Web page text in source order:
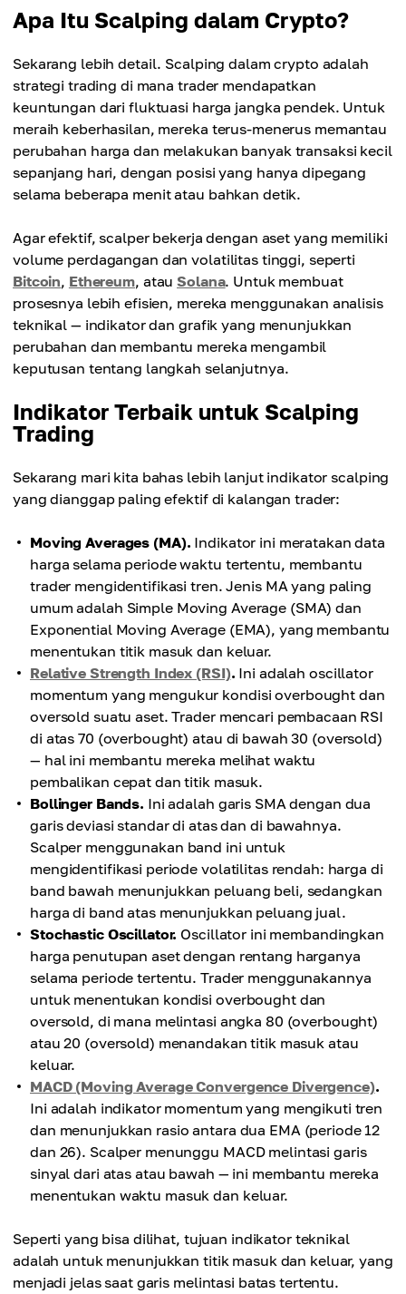
Apa Itu Scalping dalam Crypto?
Sekarang lebih detail. Scalping dalam crypto adalah
strategi trading di mana trader mendapatkan
keuntungan dari fluktuasi harga jangka pendek. Untuk
meraih keberhasilan, mereka terus-menerus memantau
perubahan harga dan melakukan banyak transaksi kecil
sepanjang hari, dengan posisi yang hanya dipegang
selama beberapa menit atau bahkan detik.
Agar efektif, scalper bekerja dengan aset yang memiliki
volume perdagangan dan volatilitas tinggi, seperti
Bitcoin, Ethereum, atauSolana. Untuk membuat
prosesnya lebih efisien, mereka menggunakan analisis
teknikal — indikator dan grafik yang menunjukkan
perubahan dan membantu mereka mengambil
keputusan tentang langkah selanjutnya.
Indikator Terbaik untuk Scalping
Trading
Sekarang mari kita bahas lebih lanjut indikator scalping
yang dianggap paling efektif di kalangan trader:
Moving Averages (MA). Indikator ini meratakan data
harga selama periode waktu tertentu, membantu
trader mengidentifikasi tren. Jenis MA yang paling
umum adalah Simple Moving Average (SMA) dan
Exponential Moving Average (EMA), yang membantu
menentukan titik masuk dan keluar.
Relative Strength Index (RSI). Ini adalah oscillator
momentum yang mengukur kondisi overbought dan
oversold suatu aset. Trader mencari pembacaan RSI
di atas 70 (overbought) atau di bawah 30 (oversold)
— hal ini membantu mereka melihat waktu
pembalikan cepat dan titik masuk.
Bollinger Bands. Ini adalah garis SMA dengan dua
garis deviasi standar di atas dan di bawahnya.
Scalper menggunakan band ini untuk
mengidentifikasi periode volatilitas rendah: harga di
band bawah menunjukkan peluang beli, sedangkan
harga di band atas menunjukkan peluang jual.
Stochastic Oscillator. Oscillator ini membandingkan
harga penutupan aset dengan rentang harganya
selama periode tertentu. Trader menggunakannya
untuk menentukan kondisi overbought dan
oversold, di mana melintasi angka 80 (overbought)
atau 20 (oversold) menandakan titik masuk atau
keluar.
MACD (Moving Average Convergence Divergence).
Ini adalah indikator momentum yang mengikuti tren
dan menunjukkan rasio antara dua EMA (periode 12
dan 26). Scalper menunggu MACD melintasi garis
sinyal dari atas atau bawah — ini membantu mereka
menentukan waktu masuk dan keluar.
Seperti yang bisa dilihat, tujuan indikator teknikal
adalah untuk menunjukkan titik masuk dan keluar, yang
menjadi jelas saat garis melintasi batas tertentu.